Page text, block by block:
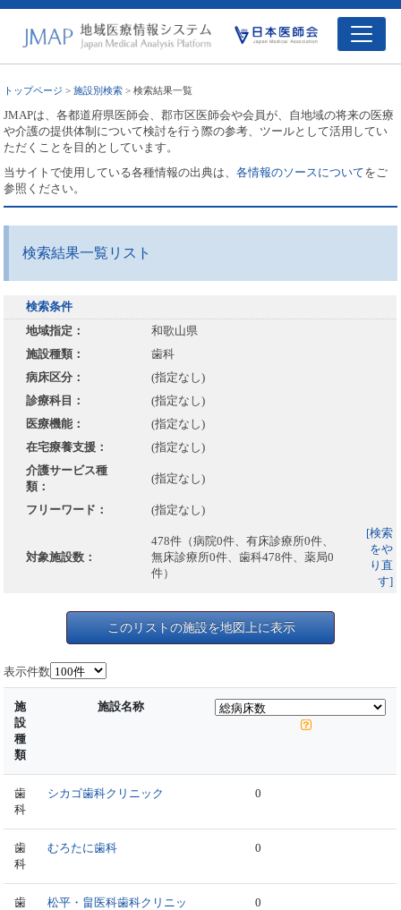
トップページ >施設別検索 > 検索結果一覧
JMAPは、各都道府県医師会、郡市区医師会や会員が、自地域の将来の医療
や介護の提供体制について検討を行う際の参考、ツールとして活用してい
ただくことを目的としています。
当サイトで使用している各種情報の出典は、各情報のソースについてをご
参照ください。
検索結果一覧リスト
検索条件
地域指定：
和歌山県
施設種類：
歯科
病床区分：
(指定なし)
診療科目：
(指定なし)
医療機能：
(指定なし)
在宅療養支援：
(指定なし)
介護サービス種
類：
(指定なし)
フリーワード： (指定なし)
対象施設数：
478件（病院0件、有床診療所0件、
無床診療所0件、歯科478件、薬局0
件）
[検索
をや
り直
す]
このリストの施設を地図上に表示
表示件数
施
設
種
類
施設名称
歯
科
シカゴ歯科クリニック 0
歯
科
むろたに歯科 0
歯
松平・畠医科歯科クリニッ
0